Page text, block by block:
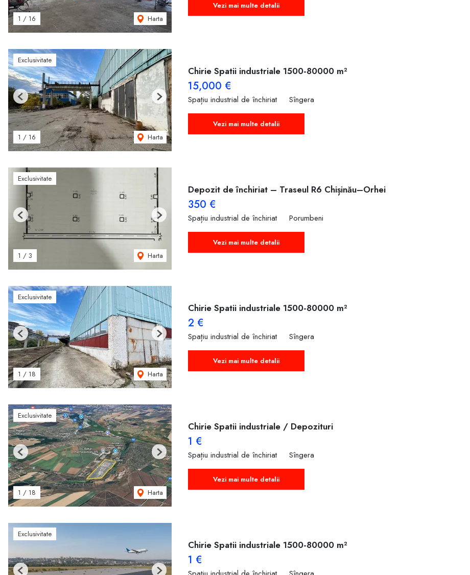
1 / 16 Harta
Vezi mai multe detalii
Exclusivitate
1 / 16 Harta
Previous Next
Chirie Spatii industriale 1500-80000 m²
15,000 €
Spațiu industrial de închiriat Sîngera
Vezi mai multe detalii
Exclusivitate
1 / 3 Harta
Previous Next
Depozit de închiriat – Traseul R6 Chișinău–Orhei
350 €
Spațiu industrial de închiriat Porumbeni
Vezi mai multe detalii
Exclusivitate
1 / 18 Harta
Previous Next
Chirie Spatii industriale 1500-80000 m²
2 €
Spațiu industrial de închiriat Sîngera
Vezi mai multe detalii
Exclusivitate
1 / 18 Harta
Previous Next
Chirie Spatii industriale / Depozituri
1 €
Spațiu industrial de închiriat Sîngera
Vezi mai multe detalii
Exclusivitate
Chirie Spatii industriale 1500-80000 m²
1 €